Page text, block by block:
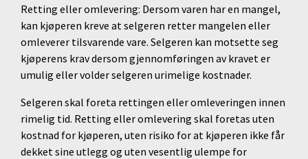
Retting eller omlevering: Dersom varen har en mangel,
kan kjøperen kreve at selgeren retter mangelen eller
omleverer tilsvarende vare. Selgeren kan motsette seg
kjøperens krav dersom gjennomføringen av kravet er
umulig eller volder selgeren urimelige kostnader.
Selgeren skal foreta rettingen eller omleveringen innen
rimelig tid. Retting eller omlevering skal foretas uten
kostnad for kjøperen, uten risiko for at kjøperen ikke får
dekket sine utlegg og uten vesentlig ulempe for